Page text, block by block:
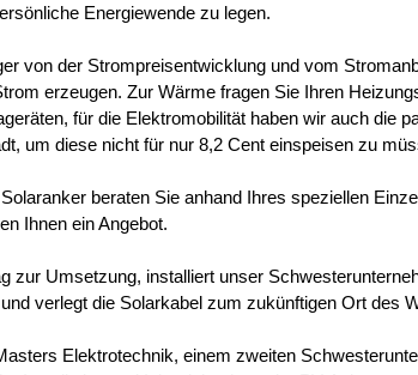
Energiewende zu legen.
von der Strompreisentwicklung und vom
erzeugen. Zur Wärme fragen Sie Ihren
für die Elektromobilität haben wir auch die
um diese nicht für nur 8,2 Cent einspeisen zu
beraten Sie anhand Ihres speziellen
Ihnen ein Angebot.
zur Umsetzung, installiert unser
verlegt die Solarkabel zum zukünftigen Ort des
Elektrotechnik, einem zweiten